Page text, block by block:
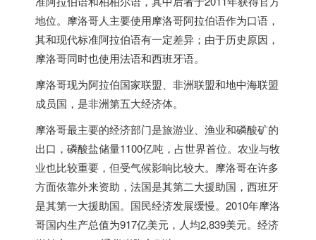
地位。摩洛哥人主要使用摩洛哥阿拉伯语作为口语，
其和现代标准阿拉伯语有一定差异；由于历史原因，
摩洛哥同时也使用法语和西班牙语。
摩洛哥现为阿拉伯国家联盟、非洲联盟和地中海联盟
成员国，是非洲第五大经济体。
摩洛哥最主要的经济部门是旅游业、渔业和磷酸矿的
出口，磷酸盐储量1100亿吨，占世界首位。农业与牧
业也比较重要，但受气候影响比较大。摩洛哥在许多
方面依靠外来资助，法国是其第二大援助国，西班牙
是其第一大援助国。国民经济发展缓慢。2010年摩洛
哥国内生产总值为917亿美元，人均2,839美元。经济